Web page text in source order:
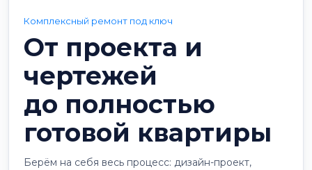
Комплексный ремонт под ключ
От проекта и
чертежей
до полностью
готовой квартиры
Берём на себя весь процесс: дизайн-проект,